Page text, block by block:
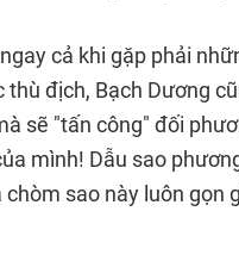
cả khi gặp phải
thù địch, Bạch Dương
sẽ "tấn công" đối
mình! Dẫu sao
chòm sao này luôn gọn